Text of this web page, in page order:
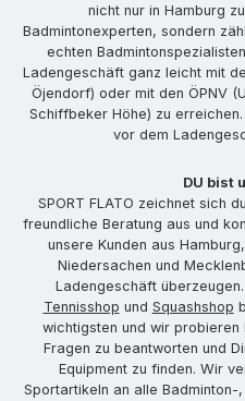
nicht nur in Hamburg
Badmintonexperten, sondern
echten
Ladengeschäft ganz leicht mit
Öjendorf) oder mit den ÖPNV
Schiffbeker Höhe) zu
vor dem
DU bist
SPORT FLATO zeichnet sich
freundliche Beratung aus und
unsere Kunden aus
Niedersachen und
Ladengeschäft
Tennisshop und Squashshop
wichtigsten und wir
Fragen zu beantworten und
Equipment zu finden. Wir
Sportartikeln an alle